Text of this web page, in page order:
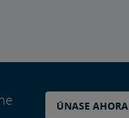
ÚNASE AHORA